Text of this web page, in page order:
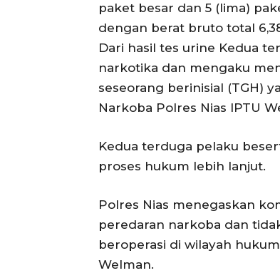
paket besar dan 5 (lima)
dengan berat bruto total
Dari hasil tes urine Kedua
narkotika dan mengaku
seseorang berinisial (TGH)
Narkoba Polres Nias IPTU
Kedua terduga pelaku
proses hukum lebih lanjut.
Polres Nias menegaskan
peredaran narkoba dan
beroperasi di wilayah
Welman.